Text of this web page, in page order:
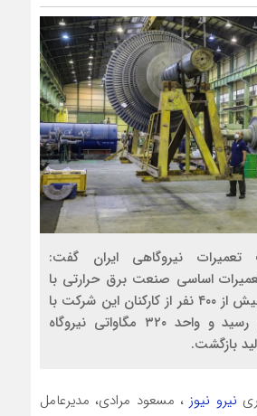
نیروگاهی ایران گفت:
اساسی صنعت برق حرارتی با
مشارکت بی‌وقفه بیش از ۴۰۰ نفر از کارکنان این شرکت با
موفقیت به پایان رسید و واحد ۳۲۰ مگاواتی نیروگاه
بازگشت.
نیرو نیوز، مسعود مرادی، مدیرعامل